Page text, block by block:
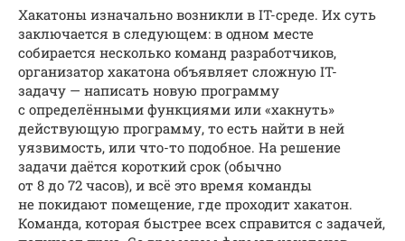
Хакатоны изначально возникли в IT-среде. Их суть
заключается в следующем: в одном месте
собирается несколько команд разработчиков,
организатор хакатона объявляет сложную IT-
задачу — написать новую программу
с определёнными функциями или «хакнуть»
действующую программу, то есть найти в ней
уязвимость, или что-то подобное. На решение
задачи даётся короткий срок (обычно
от 8 до 72 часов), и всё это время команды
не покидают помещение, где проходит хакатон.
Команда, которая быстрее всех справится с задачей,